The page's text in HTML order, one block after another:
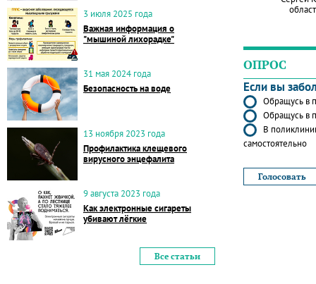
3 июля 2025 года
Важная информация о
"мышиной лихорадке"
31 мая 2024 года
Безопасность на воде
13 ноября 2023 года
Профилактика клещевого
вирусного энцефалита
9 августа 2023 года
Как электронные сигареты
убивают лёгкие
Все статьи
ОПРОС
Если вы
Обращусь в
Обращусь в
В
самостоятельно